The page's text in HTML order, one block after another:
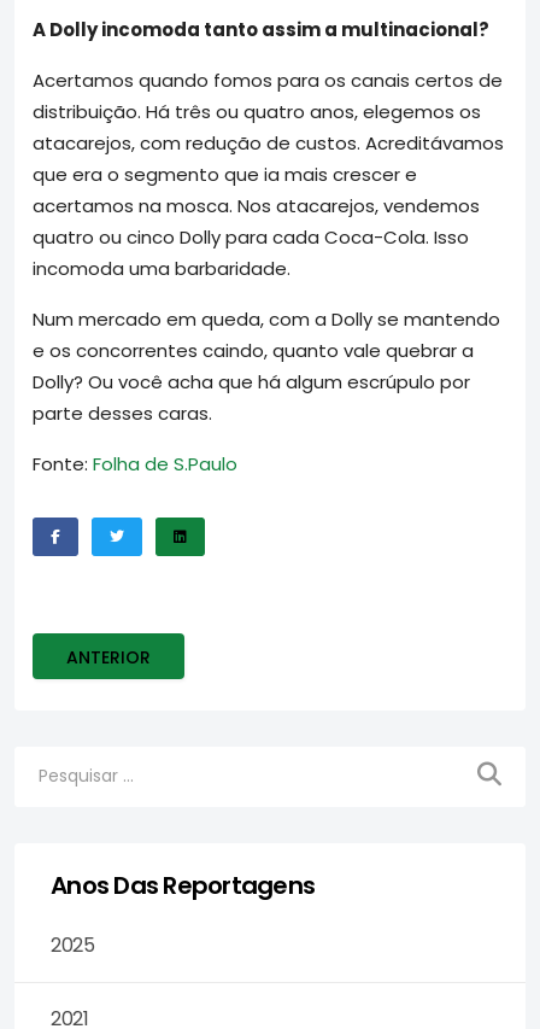
A Dolly incomoda tanto assim a multinacional?
Acertamos quando fomos para os canais certos de
distribuição. Há três ou quatro anos, elegemos os
atacarejos, com redução de custos. Acreditávamos
que era o segmento que ia mais crescer e
acertamos na mosca. Nos atacarejos, vendemos
quatro ou cinco Dolly para cada Coca-Cola. Isso
incomoda uma barbaridade.
Num mercado em queda, com a Dolly se mantendo
e os concorrentes caindo, quanto vale quebrar a
Dolly? Ou você acha que há algum escrúpulo por
parte desses caras.
Fonte: Folha de S.Paulo
ARTIGO ANTERIOR: PROCESSO LAERTE CODONHO - UF
ANTERIOR
Anos Das Reportagens
2025
2021